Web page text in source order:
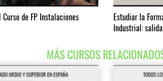
de FP Instalaciones
Estudiar la
Industrial:
MÁS CURSOS